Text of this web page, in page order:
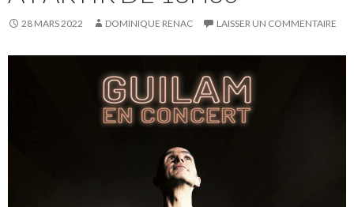
28 MARS 2022 DOMINIQUE RENAC LAISSER UN COMMENTAIRE